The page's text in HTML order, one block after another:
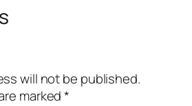
will not be published.
marked*